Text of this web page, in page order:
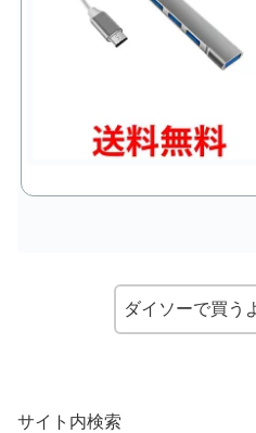
ダイソーで買う
サイト内検索